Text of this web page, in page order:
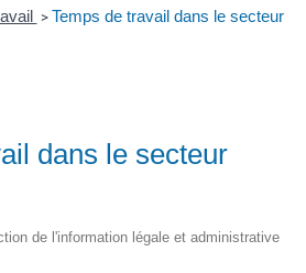
> Temps de travail dans le secteur
dans le secteur
de l'information légale et administrative